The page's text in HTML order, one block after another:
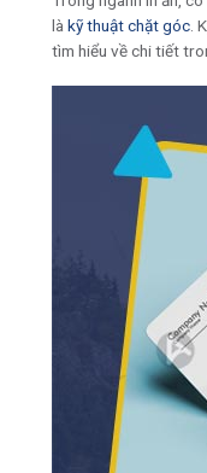
là kỹ thuật chặt góc.
tìm hiểu về chi tiết